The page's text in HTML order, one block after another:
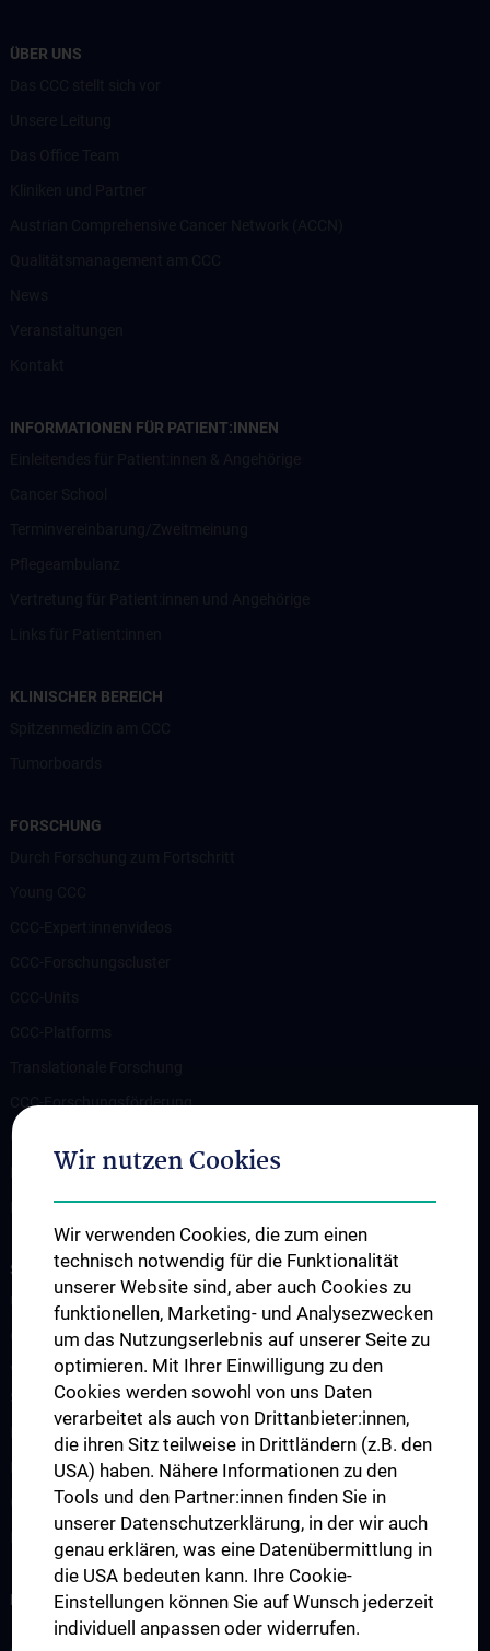
ÜBER UNS
INFORMATIONEN FÜR PATIENT:INNEN
KLINISCHER BEREICH
FORSCHUNG
CCC-Forschungsförderung
Publikationen
Links & Kontakt CCC-Forschungsangelegenheiten
STUDIUM, AUS- UND FORTBILDUNG
Cancer Update CCC Vienna
Vienna International Summer School on Oncology for Medical
Students
Klinisch-Praktisches Jahr (KPJ)
Onkologische PhD-Programme
KREBSFORSCHUNG UNTERSTÜTZEN
Wir nutzen Cookies
Wir verwenden Cookies, die zum einen
technisch notwendig für die Funktionalität
unserer Website sind, aber auch Cookies zu
funktionellen, Marketing- und Analysezwecken
um das Nutzungserlebnis auf unserer Seite zu
optimieren. Mit Ihrer Einwilligung zu den
Cookies werden sowohl von uns Daten
verarbeitet als auch von Drittanbieter:innen,
die ihren Sitz teilweise in Drittländern (z.B. den
USA) haben. Nähere Informationen zu den
Tools und den Partner:innen finden Sie in
unserer Datenschutzerklärung, in der wir auch
genau erklären, was eine Datenübermittlung in
die USA bedeuten kann. Ihre Cookie-
Einstellungen können Sie auf Wunsch jederzeit
individuell anpassen oder widerrufen.